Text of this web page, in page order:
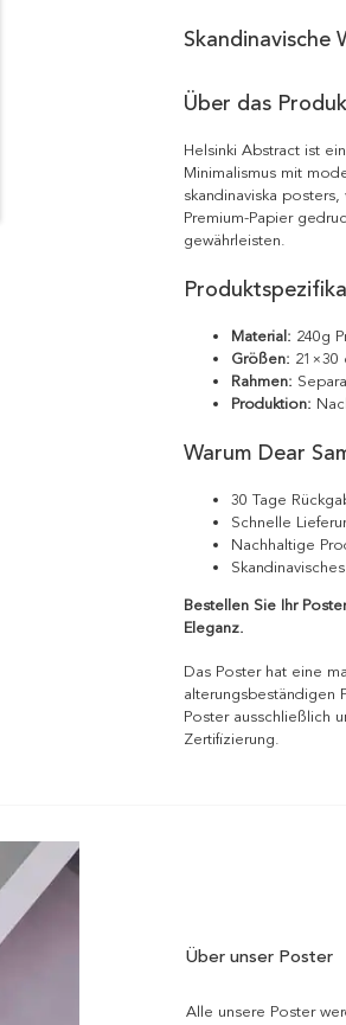
Skandinavische
Über das
Helsinki Abstract ist
Minimalismus mit
skandinaviska
Premium-Papier
gewährleisten.
Material: 240g
Größen: 21×30
Rahmen:
Produktion:
Warum Dear
30 Tage
Schnelle
Nachhaltige
Bestellen Sie Ihr
Eleganz.
Das Poster hat eine
alterungsbeständigen
Poster ausschließlich
Zertifizierung.
Über unser Poster
Alle unsere Poster